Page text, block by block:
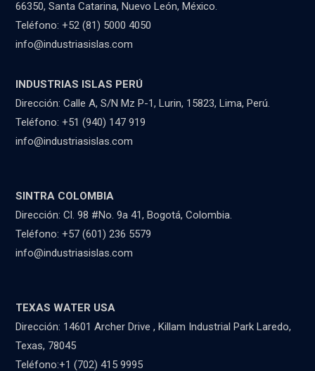
66350, Santa Catarina, Nuevo León, México.
Teléfono: +52 (81) 5000 4050
info@industriasislas.com
INDUSTRIAS ISLAS PERÚ
Dirección: Calle A, S/N Mz P-1, Lurin, 15823, Lima, Perú.
Teléfono: +51 (940) 147 919
info@industriasislas.com
SINTRA COLOMBIA
Dirección: Cl. 98 #No. 9a 41, Bogotá, Colombia.
Teléfono: +57 (601) 236 5579
info@industriasislas.com
TEXAS WATER USA
Dirección: 14601 Archer Drive , Killam Industrial Park Laredo,
Texas, 78045
Teléfono:+1 (702) 415 9995